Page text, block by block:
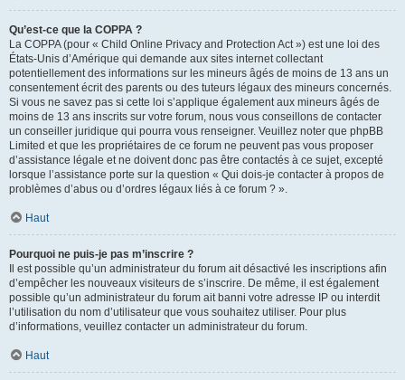
Qu’est-ce que la COPPA ?
La COPPA (pour « Child Online Privacy and Protection Act ») est une loi des
États-Unis d’Amérique qui demande aux sites internet collectant
potentiellement des informations sur les mineurs âgés de moins de 13 ans un
consentement écrit des parents ou des tuteurs légaux des mineurs concernés.
Si vous ne savez pas si cette loi s’applique également aux mineurs âgés de
moins de 13 ans inscrits sur votre forum, nous vous conseillons de contacter
un conseiller juridique qui pourra vous renseigner. Veuillez noter que phpBB
Limited et que les propriétaires de ce forum ne peuvent pas vous proposer
d’assistance légale et ne doivent donc pas être contactés à ce sujet, excepté
lorsque l’assistance porte sur la question « Qui dois-je contacter à propos de
problèmes d’abus ou d’ordres légaux liés à ce forum ? ».
Haut
Pourquoi ne puis-je pas m’inscrire ?
Il est possible qu’un administrateur du forum ait désactivé les inscriptions afin
d’empêcher les nouveaux visiteurs de s’inscrire. De même, il est également
possible qu’un administrateur du forum ait banni votre adresse IP ou interdit
l’utilisation du nom d’utilisateur que vous souhaitez utiliser. Pour plus
d’informations, veuillez contacter un administrateur du forum.
Haut